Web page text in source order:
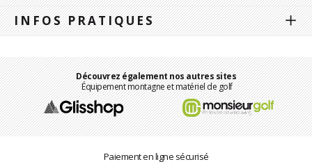
INFOS PRATIQUES
Découvrez également nos autres sites
Équipement montagne et matériel de golf
Paiement en ligne sécurisé